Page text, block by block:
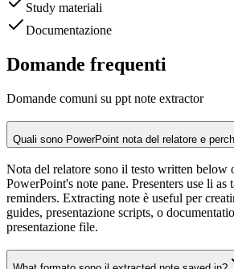
Study materiali
Documentazione
Domande frequenti
Domande comuni su ppt note extractor
Quali sono PowerPoint nota del relatore e
Nota del relatore sono il testo written below
PowerPoint's note pane. Presenters use li
reminders. Extracting note è useful per
guides, presentazione scripts, o
presentazione file.